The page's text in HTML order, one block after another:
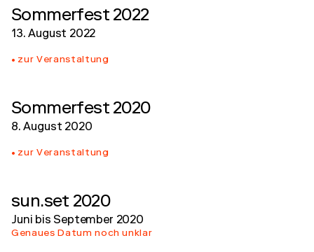
Sommerfest 2022
13. August 2022
zur Veranstaltung
Sommerfest 2020
8. August 2020
zur Veranstaltung
sun.set 2020
Juni bis September 2020
Genaues Datum noch unklar